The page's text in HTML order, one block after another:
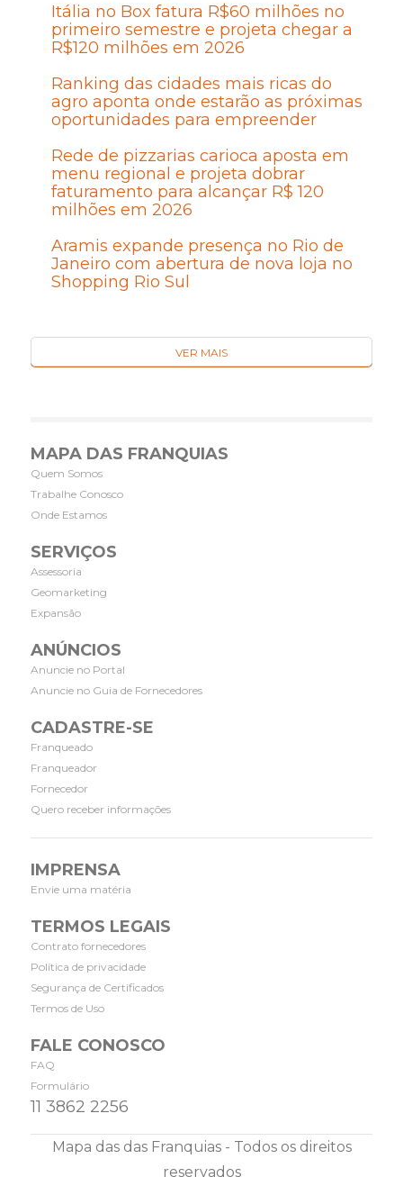
Itália no Box fatura R$60 milhões no
primeiro semestre e projeta chegar a
R$120 milhões em 2026
Ranking das cidades mais ricas do
agro aponta onde estarão as próximas
oportunidades para empreender
Rede de pizzarias carioca aposta em
menu regional e projeta dobrar
faturamento para alcançar R$ 120
milhões em 2026
Aramis expande presença no Rio de
Janeiro com abertura de nova loja no
Shopping Rio Sul
VER MAIS
MAPA DAS FRANQUIAS
Quem Somos
Trabalhe Conosco
Onde Estamos
SERVIÇOS
Assessoria
Geomarketing
Expansão
ANÚNCIOS
Anuncie no Portal
Anuncie no Guia de Fornecedores
CADASTRE-SE
Franqueado
Franqueador
Fornecedor
Quero receber informações
IMPRENSA
Envie uma matéria
TERMOS LEGAIS
Contrato fornecedores
Política de privacidade
Segurança de Certificados
Termos de Uso
FALE CONOSCO
FAQ
Formulário
11 3862 2256
Mapa das das Franquias - Todos os direitos
reservados